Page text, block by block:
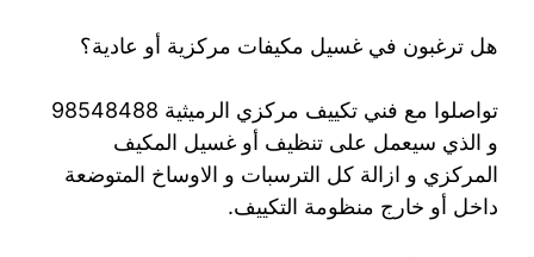
هل ترغبون في غسيل مكيفات مركزية أو عادية؟
تواصلوا مع فني تكييف مركزي الرميثية 98548488
و الذي سيعمل على تنظيف أو غسيل المكيف
المركزي و ازالة كل الترسبات و الاوساخ المتوضعة
داخل أو خارج منظومة التكييف.